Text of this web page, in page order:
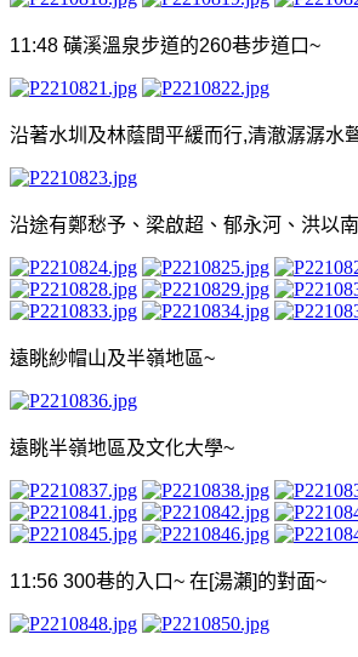
11:48 磺溪溫泉步道的260巷步道口~
沿著水圳及林蔭間平緩而行,清澈潺潺水
沿途有鄭愁予、梁啟超、郁永河、洪以
遠眺紗帽山及半嶺地區~
遠眺半嶺地區及文化大學~
11:56 300巷的入口~ 在[湯瀨]的對面~